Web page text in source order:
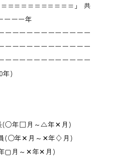
」 共
ーー年
ーーーーーーーーーーーー
ーーーーーーーーーーーー
ーーーーーーーーーーーー
年)
(○年□月～△年✕月)
員(○年✕月～✕年♢月)
▢月～✕年✕月)